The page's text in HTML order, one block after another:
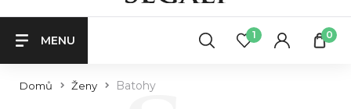
MENU 1 0
Domů Ženy Batohy